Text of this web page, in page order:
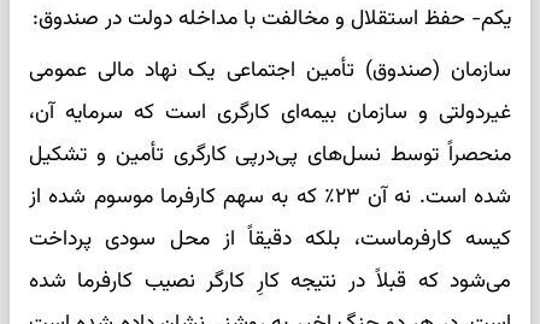
یکم- حفظ استقلال و مخالفت با مداخله دولت در صندوق:
سازمان (صندوق) تأمین اجتماعی یک نهاد مالی عمومی
غیردولتی و سازمان بیمه‌ای کارگری است که سرمایه آن،
منحصراً توسط نسل‌های پی‌درپی کارگری تأمین و تشکیل
شده است. نه آن ۲۳٪ که به سهم کارفرما موسوم شده از
کیسه کارفرماست، بلکه دقیقاً از محل سودی پرداخت
می‌شود که قبلاً در نتیجه کارِ کارگر نصیب کارفرما شده